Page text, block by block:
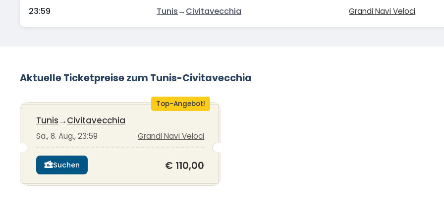
23:59 Tunis→Civitavecchia Grandi Navi Veloci
Aktuelle Ticketpreise zum Tunis-Civitavecchia
Top-Angebot!
Tunis→Civitavecchia
Sa., 8. Aug., 23:59 Grandi Navi Veloci
Suchen € 110,00